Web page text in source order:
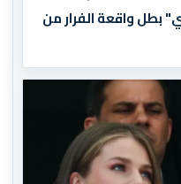
بطل واقعة الفرار من